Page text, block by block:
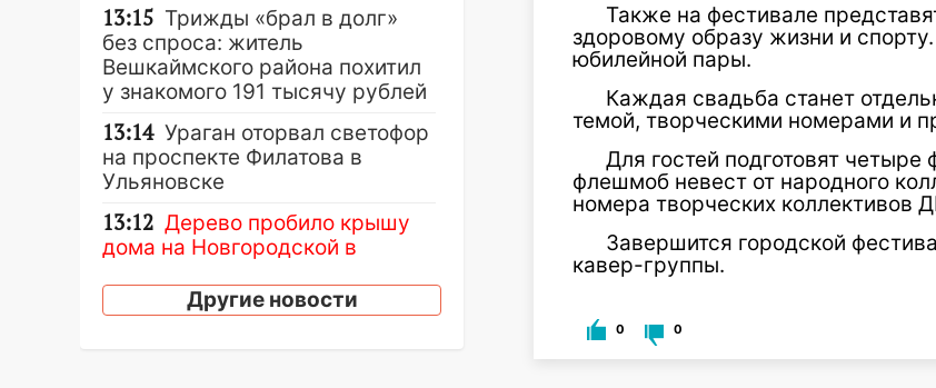
Также на фестивале
здоровому образу жизни и
юбилейной пары.
Каждая свадьба станет
темой, творческими номерами и
Для гостей подготовят
флешмоб невест от народного
номера творческих коллективов
Завершится городской
кавер-группы.
0 0
13:15 Трижды «брал в долг»
без спроса: житель
Вешкаймского района похитил
у знакомого 191 тысячу рублей
13:14 Ураган оторвал светофор
на проспекте Филатова в
Ульяновске
13:12 Дерево пробило крышу
дома на Новгородской в
электрощитДругие новости